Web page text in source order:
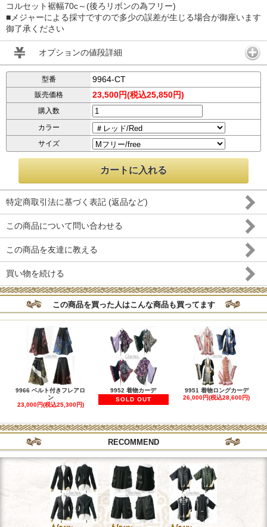
コルセット裾幅70c～(後ろリボンの為フリー)
■メジャーによる採寸ですので多少の誤差が生じる場合が御座います
御了承ください
オプションの値段詳細
型番 9964-CT
販売価格 23,500円(税込25,850円)
購入数
カラー
サイズ
特定商取引法に基づく表記 (返品など)
この商品について問い合わせる
この商品を友達に教える
買い物を続ける
この商品を買った人はこんな商品も買ってます
9966 ベルト付きフレアロ
ン
23,000円(税込25,300円)
9952 着物カーデ
SOLD OUT
9951 着物ロングカーデ
26,000円(税込28,600円)
RECOMMEND